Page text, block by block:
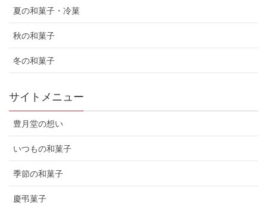
夏の和菓子・冷菓
秋の和菓子
冬の和菓子
サイトメニュー
豊月堂の想い
いつもの和菓子
季節の和菓子
慶弔菓子